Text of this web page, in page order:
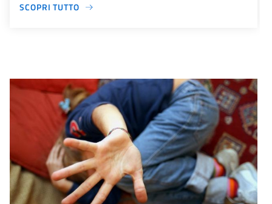
SCOPRI TUTTO